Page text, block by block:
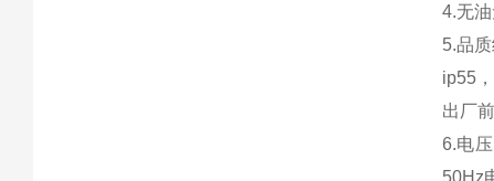
4.无
5.品
ip55
出厂
6.电
50Hz